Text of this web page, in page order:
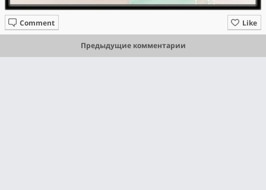
Like
Comment
Предыдущие комментарии